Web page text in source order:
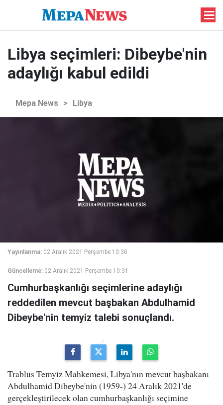
Libya seçimleri: Dibeybe'nin
adaylığı kabul edildi
Mepa News > Libya
Yayınlanma: 02 Aralık 2021 Perşembe 10:30
Güncelleme: 02 Aralık 2021 Perşembe 10:31
Cumhurbaşkanlığı seçimlerine adaylığı
reddedilen mevcut başbakan Abdulhamid
Dibeybe'nin temyiz talebi sonuçlandı.
Trablus Temyiz Mahkemesi, Libya'nın mevcut başbakanı
Abdulhamid Dibeybe'nin (1959-) 24 Aralık 2021'de
gerçekleştirilecek olan cumhurbaşkanlığı seçimine